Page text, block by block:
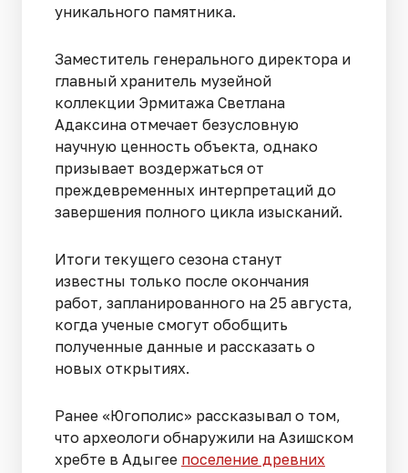
уникального памятника.
Заместитель генерального директора и
главный хранитель музейной
коллекции Эрмитажа Светлана
Адаксина отмечает безусловную
научную ценность объекта, однако
призывает воздержаться от
преждевременных интерпретаций до
завершения полного цикла изысканий.
Итоги текущего сезона станут
известны только после окончания
работ, запланированного на 25 августа,
когда ученые смогут обобщить
полученные данные и рассказать о
новых открытиях.
Ранее «Югополис» рассказывал о том,
что археологи обнаружили на Азишском
хребте в Адыгее поселение древних